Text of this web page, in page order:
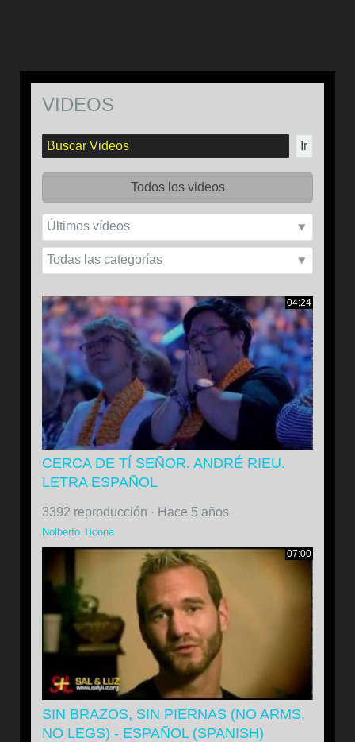
VIDEOS
Ir
Todos los videos
04:24
CERCA DE TÍ SEÑOR. ANDRÉ RIEU.
LETRA ESPAÑOL
3392 reproducción · Hace 5 años
Nolberto Ticona
07:00
SIN BRAZOS, SIN PIERNAS (NO ARMS,
NO LEGS) - ESPAÑOL (SPANISH)